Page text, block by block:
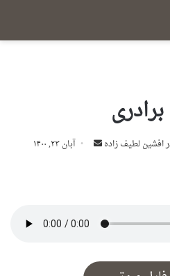
افشين لطيف زاده
ارسالآبان ۲۳, ۱۴۰۰